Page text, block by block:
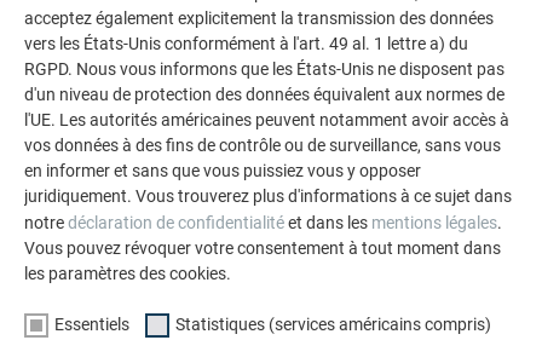
L'extension des fameux Sidings : introduction du
Siding.X
2019
Introduction dubardeau DS.19grand format
Système d'évacuation des eaux pluviales avec peinture
P.10(dans trois couleurs : P.10 anthracite, P.10 gris
souris, P.10 brun)
2020
acceptez également explicitement la transmission des données
vers les États-Unis conformément à l'art. 49 al. 1 lettre a) du
RGPD. Nous vous informons que les États-Unis ne disposent pas
d'un niveau de protection des données équivalent aux normes de
l'UE. Les autorités américaines peuvent notamment avoir accès à
vos données à des fins de contrôle ou de surveillance, sans vous
en informer et sans que vous puissiez vous y opposer
juridiquement. Vous trouverez plus d'informations à ce sujet dans
notredéclaration de confidentialitéet dans les mentions légales.
Vous pouvez révoquer votre consentement à tout moment dans
les paramètres des cookies.
Essentiels Statistiques (services américains compris)